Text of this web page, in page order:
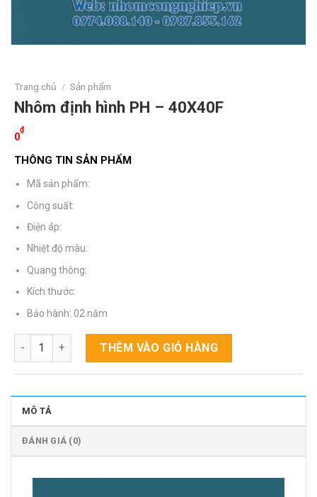
Trang chủ / Sản phẩm
Nhôm định hình PH – 40X40F
0
₫
THÔNG TIN SẢN PHẨM
Mã sản phẩm:
Công suất:
Điện áp:
Nhiệt độ màu:
Quang thông:
Kích thước:
Bảo hành: 02 năm
Nhôm định hình PH - 40X40F số lượng
THÊM VÀO GIỎ HÀNG
MÔ TẢ
ĐÁNH GIÁ (0)